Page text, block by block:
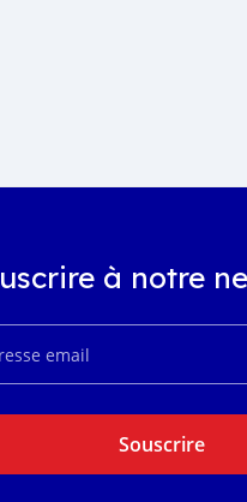
à notre
Souscrire